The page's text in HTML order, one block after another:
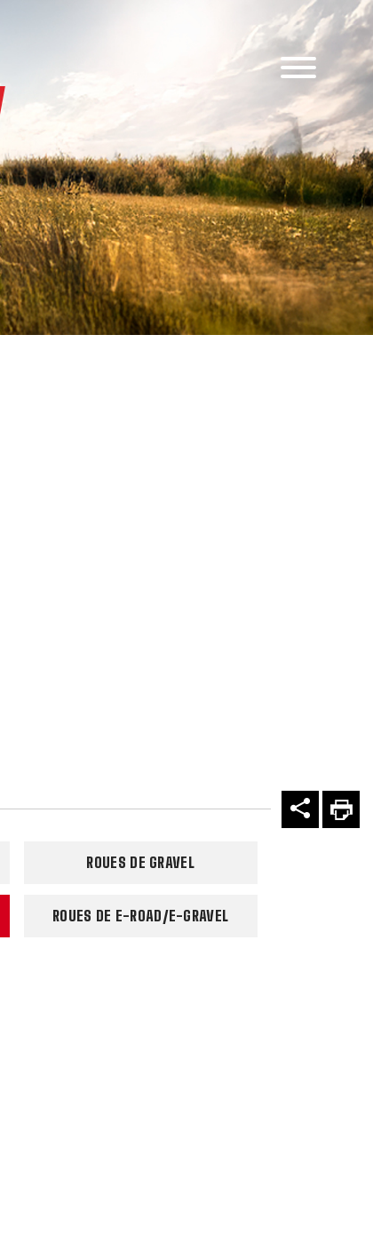
ROUES DE GRAVEL
ROUES DE E-ROAD/E-GRAVEL